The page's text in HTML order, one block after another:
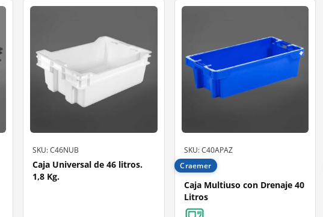
SKU: C46NUB
Caja Universal de 46 litros.
1,8 Kg.
SKU: C40APAZ
Craemer
Caja Multiuso con Drenaje 40
Litros